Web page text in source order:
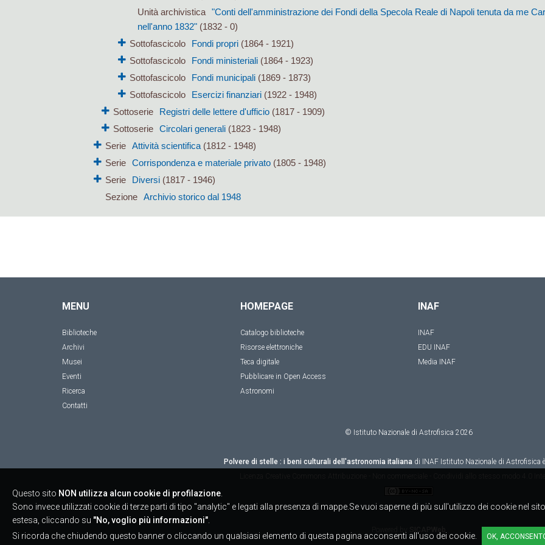
Unità archivistica
"Conti dell'amministrazione dei Fondi della Specola Reale di Napoli tenuta da me
nell'anno 1832" (1832 - 0)
Sottofascicolo
Fondi propri(1864 - 1921)
Sottofascicolo
Fondi ministeriali(1864 - 1923)
Sottofascicolo
Fondi municipali(1869 - 1873)
Sottofascicolo
Esercizi finanziari(1922 - 1948)
Sottoserie
Registri delle lettere d'ufficio (1817 - 1909)
Sottoserie
Circolari generali (1823 - 1948)
Serie Attività scientifica(1812 - 1948)
Serie Corrispondenza e materiale privato(1805 - 1948)
Serie
Diversi(1817 - 1946)
Sezione Archivio storico dal 1948
MENU
Biblioteche
Archivi
Musei
Eventi
Ricerca
Contatti
HOMEPAGE
Catalogo biblioteche
Risorse elettroniche
Teca digitale
Pubblicare in Open Access
Astronomi
INAF
INAF
EDU INAF
Media INAF
© Istituto Nazionale di Astrofisica 2026
Polvere di stelle : i beni culturali dell'astronomia italianadi INAF Istituto Nazionale di Astrofisica
Questo sito NON utilizza alcun cookie di profilazione
Sono invece utilizzati cookie di terze parti di tipo "analytic" e legati alla presenza di mappe.Se vuoi saperne di più sull'utilizzo dei cookie nel
estesa, cliccando su "No, voglio più informazioni"
Si ricorda che chiudendo questo banner o cliccando un qualsiasi elemento di questa pagina acconsenti all'uso dei cookie.
OK,